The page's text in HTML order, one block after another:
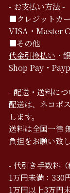
- お支払い方法 -
■クレジットカ
VISA・Master
■その他
代金引換払い ・
Shop Pay・
- 配送・送料に
配送は、ネコポ
します。
送料は全国一律
負担をお願い致し
- 代引き手数料
1万円未満：330
1万円以上3万円